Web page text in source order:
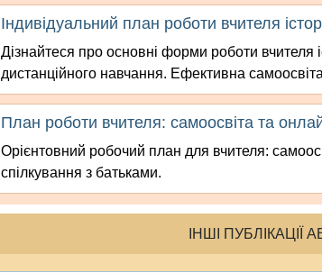
Індивідуальний план роботи вчителя
Дізнайтеся про основні форми роботи вчителя
дистанційного навчання. Ефективна самоосвіта
План роботи вчителя: самоосвіта та
Орієнтовний робочий план для вчителя:
спілкування з батьками.
ІНШІ ПУБЛІКАЦІЇ